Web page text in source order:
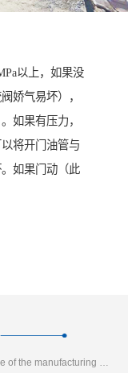
以上，如果没
娇气易坏），
如果有压力，
将开门油管与
如果门动（此